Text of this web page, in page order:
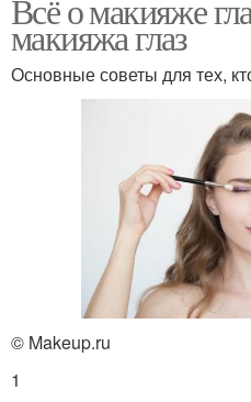
Всё о макияже
макияжа глаз
Основные советы для тех,
© Makeup.ru
1